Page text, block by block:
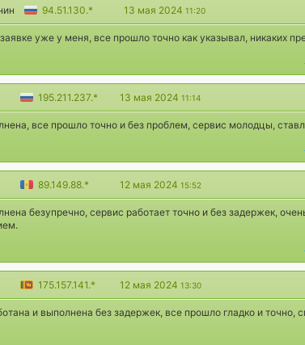
94.51.130.* 13 мая 2024 11:20
уже у меня, все прошло точно как указывал, никаких
195.211.237.* 13 мая 2024 11:14
все прошло точно и без проблем, сервис молодцы,
89.149.88.* 12 мая 2024 15:52
безупречно, сервис работает точно и без задержек,
175.157.141.* 12 мая 2024 13:30
и выполнена без задержек, все прошло гладко и точно,